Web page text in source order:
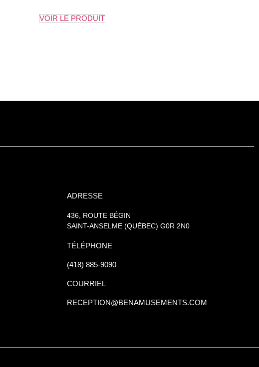
VOIR LE PRODUIT
ADRESSE
436, ROUTE BÉGIN
SAINT-ANSELME (QUÉBEC) G0R 2N0
TÉLÉPHONE
(418) 885-9090
COURRIEL
RECEPTION@BENAMUSEMENTS.COM